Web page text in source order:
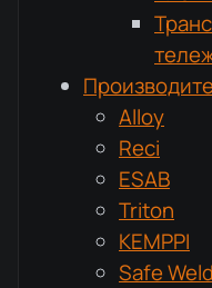
Alloy
Reci
ESAB
Triton
KEMPPI
Safe